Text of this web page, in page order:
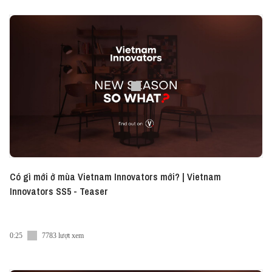
cáo thường niên SYNC Đông Nam Á của Facebook
và Bain & Company qua góc nhìn về chiến lược
phát triển doanh nghiệp. Cùng tìm hiểu những
thông tin thú vị này với host Ruby Nguyễn nhé. Nếu
quá bận rộn để xem video, bạn có thể nghe tập
podcast này dưới dạng audio tại: ► Youtube:
https://bit.ly/VI-Series-Youtube ► Spotify:
https://bit.ly/VI-Series-Spotify ► Apple Podcast:
https://bit.ly/VI-Series-AP Vietcetera đã có App
dành cho iOS và Android, mang đến trải nghiệm
đọc thật mượt mà các bài viết thú vị về Sáng Tạo.
Ngoài ra bạn cũng có thể nghe các podcast của
Vietcetera ngay trên App luôn rồi đấy. Tải ngay về
Vietcetera-App ► Android:
https://bit.ly/Messenger-Vietcetera-Android Và
Có gì mới ở mùa Vietnam Innovators mới? | Vietnam
Innovators SS5 - Teaser
0:25 7783 lượt xem